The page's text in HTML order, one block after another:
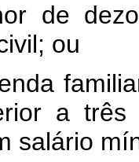
de
ou
a três
salário